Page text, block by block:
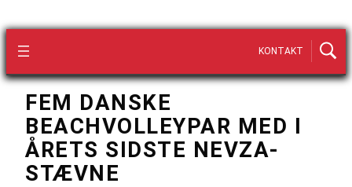
KONTAKT
FEM DANSKE
BEACHVOLLEYPAR MED I
ÅRETS SIDSTE NEVZA-
STÆVNE